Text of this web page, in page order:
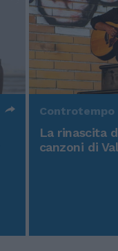
Controtempo
La rinascita
canzoni di